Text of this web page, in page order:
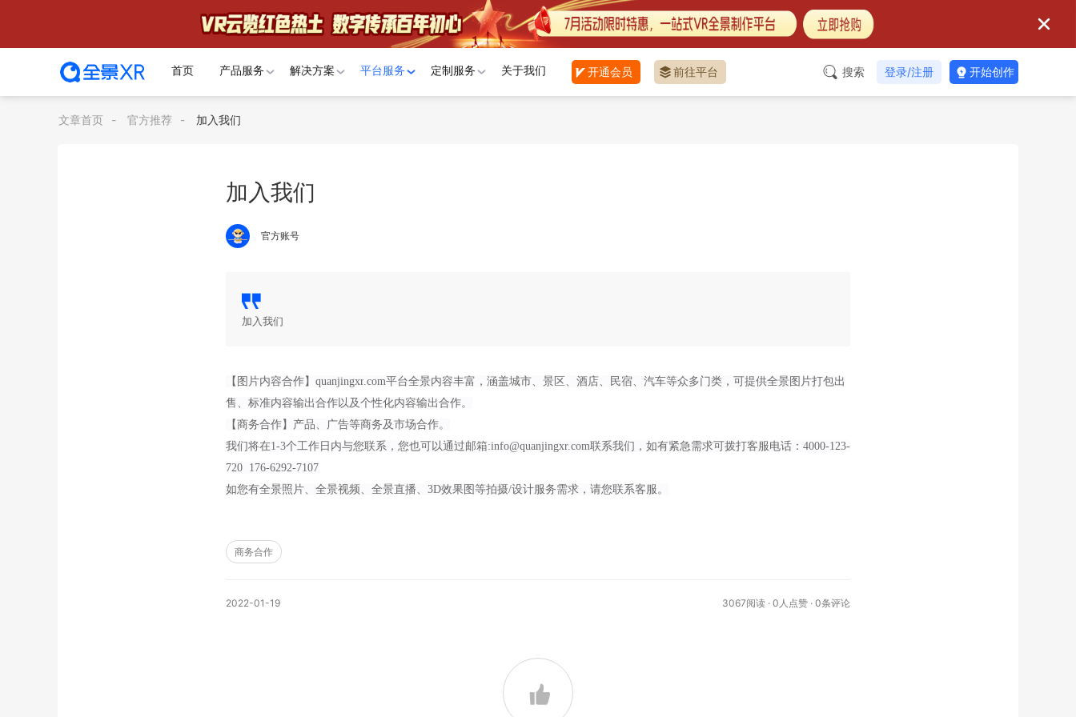
首页 产品服务 解决方案 平台服务 定制服务 关于我们 开通会员 前往平台 搜索 登录/注册 开始创作
文章首页 - 官方推荐 - 加入我们
加入我们
官方账号
加入我们
【图片内容合作】 quanjingxr.com平台全景内容丰富，涵盖城市、景区、酒店、民宿、汽车等众多门类，可提供全景图片打包出
售、标准内容输出合作以及个性化内容输出合作。
【商务合作】产品、广告等商务及市场合作。
我们将在1-3个工作日内与您联系，您也可以通过邮箱:info@quanjingxr.com联系我们，如有紧急需求可拨打客服电话： 4000-123-
720 176-6292-7107
如您有全景照片、全景视频、全景直播、 3D效果图等拍摄/设计服务需求，请您联系客服。
商务合作
2022-01-19 3067阅读 · 0 人点赞 · 0条评论